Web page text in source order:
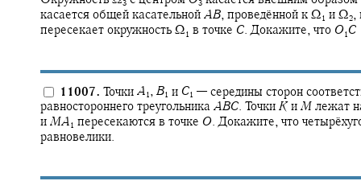
3 3
касается общей касательной AB, проведённой к Ω‍ 1 и Ω‍2,
пересекает окружность Ω‍ 1 в точке C. Докажите, что O1 C
11007. Точки A 1 , B1 и C1 — середины сторон
равностороннего треугольника ABC. Точки K и M лежат
и MA 1 пересекаются в точке O. Докажите, что
равновелики.